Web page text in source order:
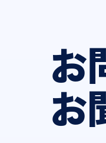
お
お